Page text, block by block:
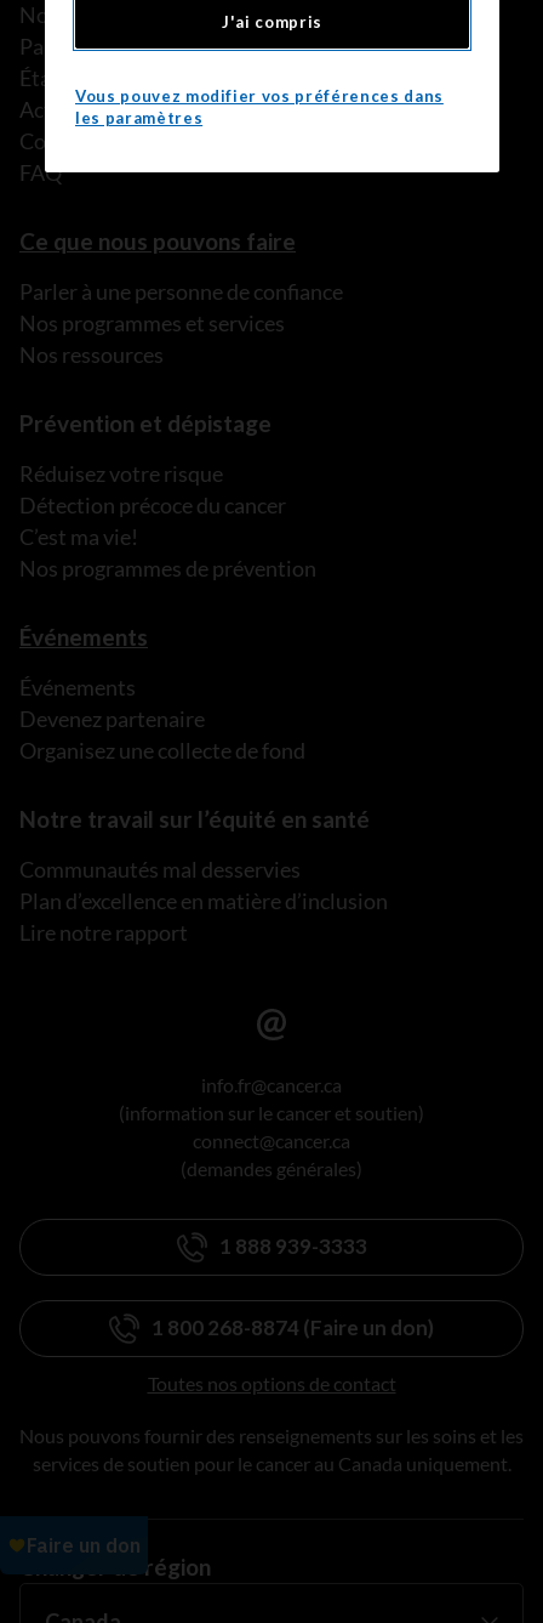
Notre équipe
Partenariats
États financiers
Actualités
Communiqués de presse
FAQ
Ce que nous pouvons faire
Parler à une personne de confiance
Nos programmes et services
Nos ressources
Prévention et dépistage
Réduisez votre risque
Détection précoce du cancer
C’est ma vie!
Nos programmes de prévention
Événements
Événements
Devenez partenaire
Organisez une collecte de fond
Notre travail sur l’équité en santé
Communautés mal desservies
Plan d’excellence en matière d’inclusion
Lire notre rapport
info.fr@cancer.ca
(information sur le cancer et soutien)
connect@cancer.ca
(demandes générales)
1 888 939-3333
1 800 268-8874 (Faire un don)
Toutes nos options de contact
Nous pouvons fournir des renseignements sur les soins et les
services de soutien pour le cancer au Canada uniquement.
Changer de région
J'ai compris
Vous pouvez modifier vos préférences dans
les paramètres